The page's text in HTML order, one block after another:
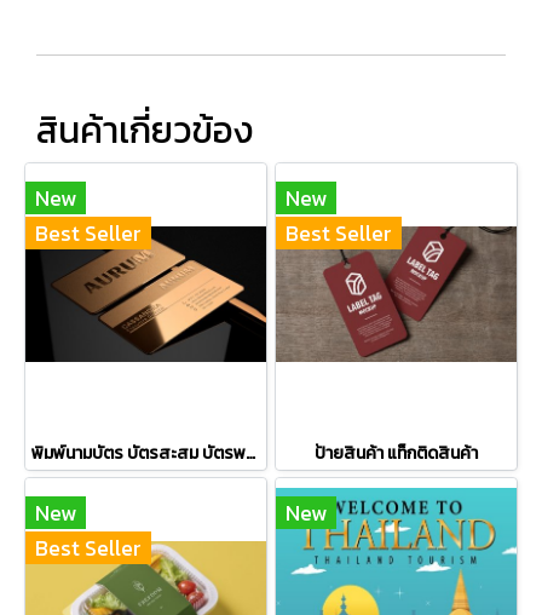
สินค้าเกี่ยวข้อง
New
Best Seller
พิมพ์นามบัตร บัตรสะสม บัตรพนักงาน
New
Best Seller
ป้ายสินค้า แท็กติดสินค้า
New
Best Seller
New